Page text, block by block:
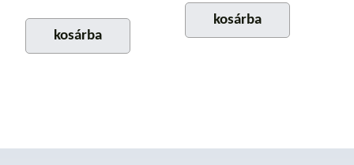
kosárba
kosárba